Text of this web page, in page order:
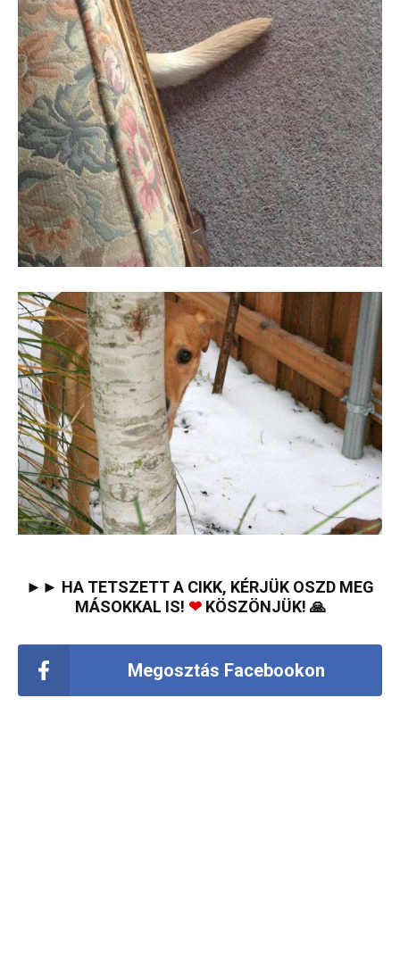
►► HA TETSZETT A CIKK, KÉRJÜK OSZD MEG
MÁSOKKAL IS! ❤KÖSZÖNJÜK! 🙏
Megosztás Facebookon